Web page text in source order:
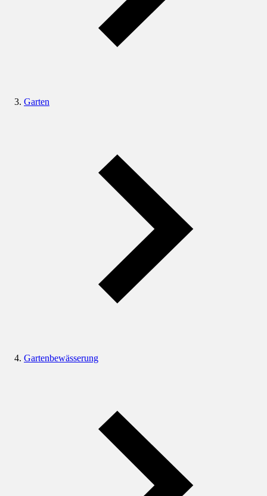
Garten
Gartenbewässerung